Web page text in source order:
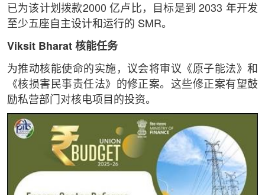
已为该计划拨款2000 亿卢比，目标是到 2033 年开发
至少五座自主设计和运行的 SMR。
Viksit Bharat 核能任务
为推动核能使命的实施，议会将审议《原子能法》和
《核损害民事责任法》的修正案。这些修正案有望鼓
励私营部门对核电项目的投资。